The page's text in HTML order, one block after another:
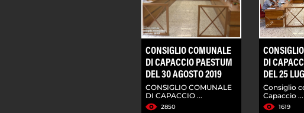
CONSIGLIO COMUNALE
DI CAPACCIO PAESTUM
DEL 30 AGOSTO 2019
CONSIGLIO COMUNALE
DI CAPACCIO ...
2850
DI
DEL 25
Consiglio
Capaccio ...
1619